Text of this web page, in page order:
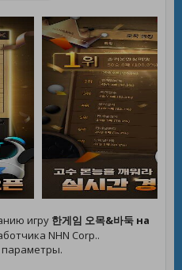
игру 한게임 오목&바둑 на
NHN Corp..